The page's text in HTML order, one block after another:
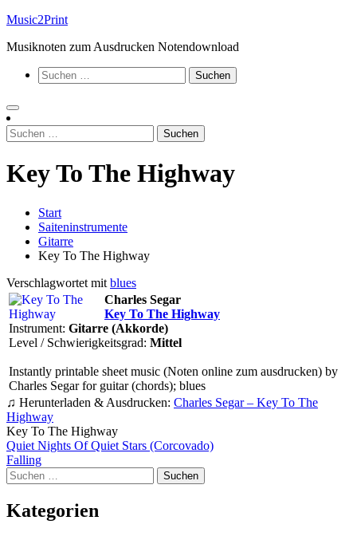
Zum
springen
Music2Print
Musiknoten zum Ausdrucken Notendownload
Suchen
nach:
Suchen
nach:
Key To The Highway
Start
Saiteninstrumente
Gitarre
Key To The Highway
Verschlagwortet mit blues
Charles Segar
Key To The Highway
Instrument: Gitarre (Akkorde)
Level / Schwierigkeitsgrad: Mittel
Instantly printable sheet music (Noten online zum ausdrucken) by
Charles Segar for guitar (chords); blues
♫ Herunterladen & Ausdrucken: Charles Segar – Key To The
Highway
Key To The Highway
Beitragsnavigation
Quiet Nights Of Quiet Stars (Corcovado)
Falling
Suchen
nach:
Kategorien